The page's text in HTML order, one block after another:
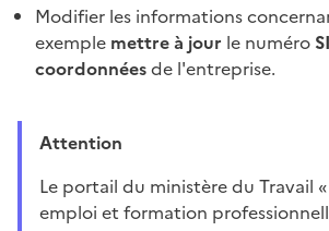
Modifier les informations
exemple mettre à jour le numéro
coordonnéesde l'entreprise.
Attention
Le portail du ministère du Travail « Mes démarches
emploi et formation